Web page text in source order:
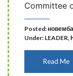
Committee
Posted:
Under: LEADER,
Read Me